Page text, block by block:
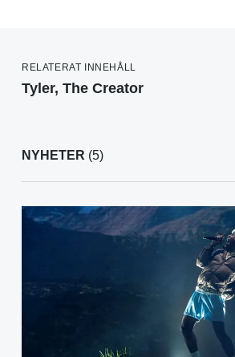
RELATERAT INNEHÅLL
Tyler, The Creator
NYHETER (5)